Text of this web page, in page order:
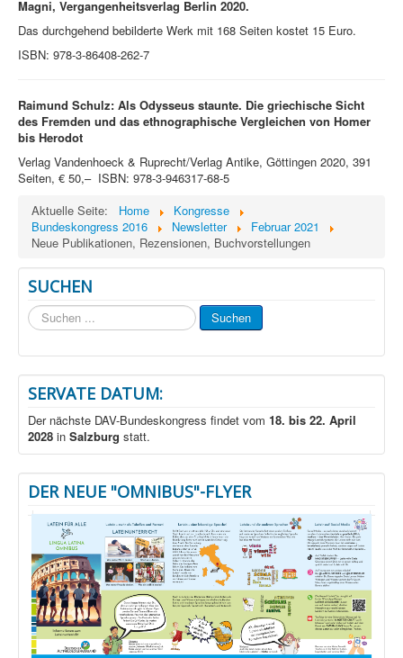
Magni, Vergangenheitsverlag Berlin 2020.
Das durchgehend bebilderte Werk mit 168 Seiten kostet 15 Euro.
ISBN: 978-3-86408-262-7
Raimund Schulz: Als Odysseus staunte. Die griechische Sicht
des Fremden und das ethnographische Vergleichen von Homer
bis Herodot
Verlag Vandenhoeck & Ruprecht/Verlag Antike, Göttingen 2020, 391
Seiten, € 50,– ISBN: 978-3-946317-68-5
Aktuelle Seite:
Home
Kongresse
Bundeskongress 2016
Newsletter
Februar 2021
Neue Publikationen, Rezensionen, Buchvorstellungen
SUCHEN
Suchen
...
Suchen
SERVATE DATUM:
Der nächste DAV-Bundeskongress findet vom 18. bis 22. April
2028 in Salzburg statt.
DER NEUE "OMNIBUS"-FLYER